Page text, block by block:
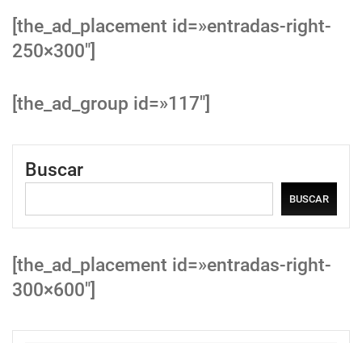
[the_ad_placement id=»entradas-right-
250×300″]
[the_ad_group id=»117″]
Buscar
BUSCAR
[the_ad_placement id=»entradas-right-
300×600″]